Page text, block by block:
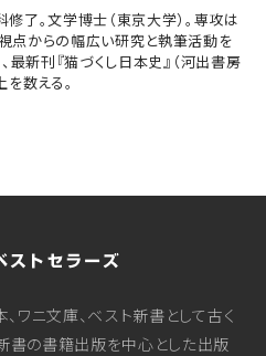
了。文学博士（東京大学）。専攻は
点からの幅広い研究と執筆活動を
最新刊『猫づくし日本史』（河出書房
数える。
ワニ文庫、ベスト新書として古く
書の書籍出版を中心とした出版